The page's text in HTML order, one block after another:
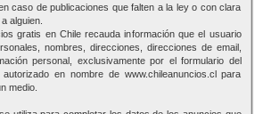
caso de publicaciones que falten a la ley o con clara
alguien.
gratis en Chile recauda información que el usuario
nombres, direcciones, direcciones de email,
personal, exclusivamente por el formulario del
en nombre de www.chileanuncios.cl para
medio.